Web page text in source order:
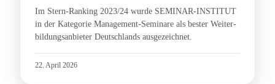
Im Stern-Ranking 2023/24 wurde SEMINAR-INSTITUT
in der Kategorie Management-Seminare als bester Weiter­
bildungs­anbieter Deutschlands ausgezeichnet.
22. April 2026